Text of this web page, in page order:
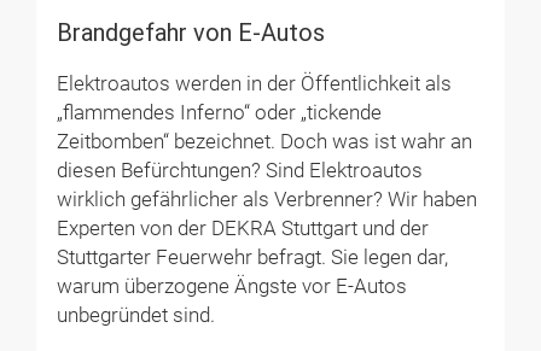
Brandgefahr von E-Autos
Elektroautos werden in der Öffentlichkeit als
„flammendes Inferno“ oder „tickende
Zeitbomben“ bezeichnet. Doch was ist wahr an
diesen Befürchtungen? Sind Elektroautos
wirklich gefährlicher als Verbrenner? Wir haben
Experten von der DEKRA Stuttgart und der
Stuttgarter Feuerwehr befragt. Sie legen dar,
warum überzogene Ängste vor E-Autos
unbegründet sind.